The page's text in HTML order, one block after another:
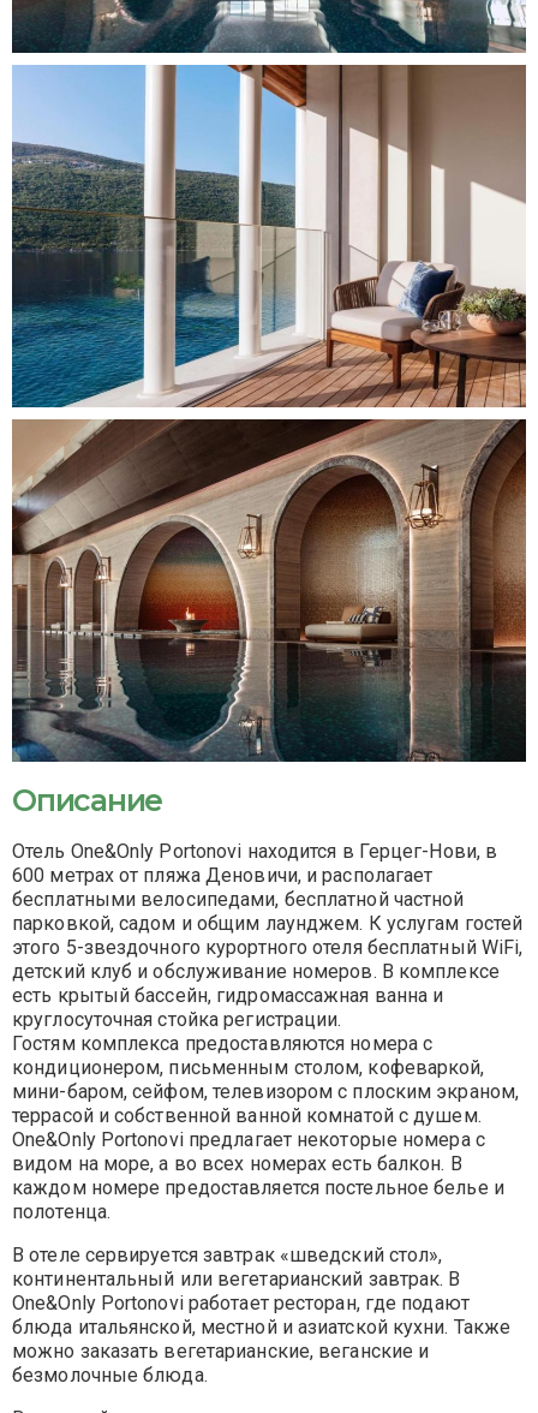
Описание
Отель One&Only Portonovi находится в Герцег-Нови, в
600 метрах от пляжа Деновичи, и располагает
бесплатными велосипедами, бесплатной частной
парковкой, садом и общим лаунджем. К услугам гостей
этого 5-звездочного курортного отеля бесплатный WiFi,
детский клуб и обслуживание номеров. В комплексе
есть крытый бассейн, гидромассажная ванна и
круглосуточная стойка регистрации.
Гостям комплекса предоставляются номера с
кондиционером, письменным столом, кофеваркой,
мини-баром, сейфом, телевизором с плоским экраном,
террасой и собственной ванной комнатой с душем.
One&Only Portonovi предлагает некоторые номера с
видом на море, а во всех номерах есть балкон. В
каждом номере предоставляется постельное белье и
полотенца.
В отеле сервируется завтрак «шведский стол»,
континентальный или вегетарианский завтрак. В
One&Only Portonovi работает ресторан, где подают
блюда итальянской, местной и азиатской кухни. Также
можно заказать вегетарианские, веганские и
безмолочные блюда.